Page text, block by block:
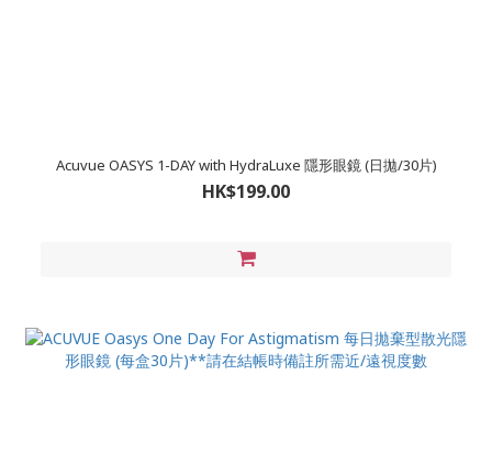
Acuvue OASYS 1-DAY with HydraLuxe 隱形眼鏡 (日拋/30片)
HK$199.00